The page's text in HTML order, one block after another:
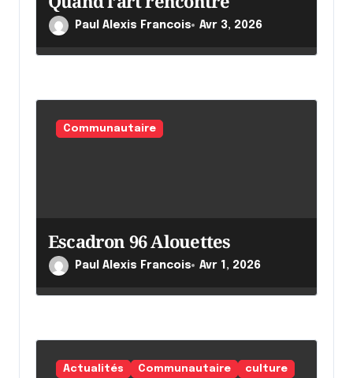
c
l
Paul Alexis Francois Avr 3, 2026
Communautaire
Escadron 96 Alouettes
Paul Alexis Francois Avr 1, 2026
Actualités Communautaire
culture